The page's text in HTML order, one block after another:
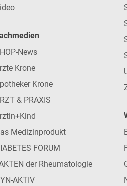
News
Krone
Krone
& PRAXIS
Medizinprodukt
FORUM
der Rheumatologie
AKTIV